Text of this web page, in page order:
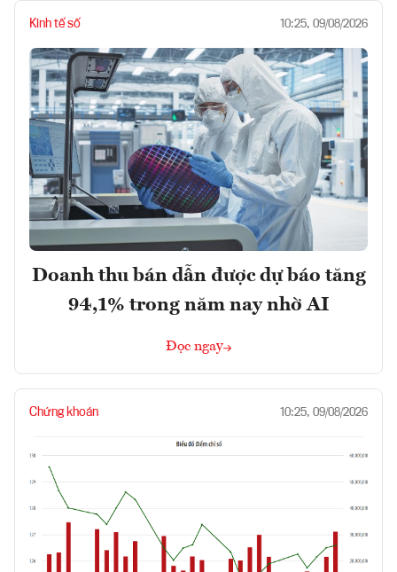
Kinh tế số 10:25, 09/08/2026
Doanh thu bán dẫn được dự báo tăng
94,1% trong năm nay nhờ AI
Đọc ngay
Chứng khoán 10:25, 09/08/2026